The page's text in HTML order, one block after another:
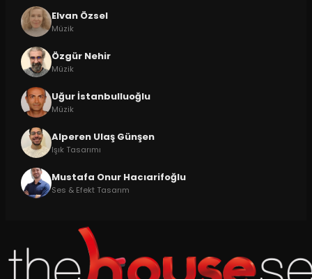
Elvan Özsel
Müzik
Özgür Nehir
Müzik
Uğur İstanbulluoğlu
Müzik
Alperen Ulaş Günşen
Işık Tasarımı
Mustafa Onur Hacıarifoğlu
Ses & Efekt Tasarım